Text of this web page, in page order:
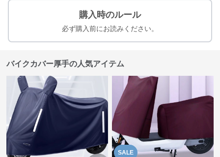
購入時のルール
必ず購入前にお読みください。
バイクカバー厚手の人気アイテム
SALE